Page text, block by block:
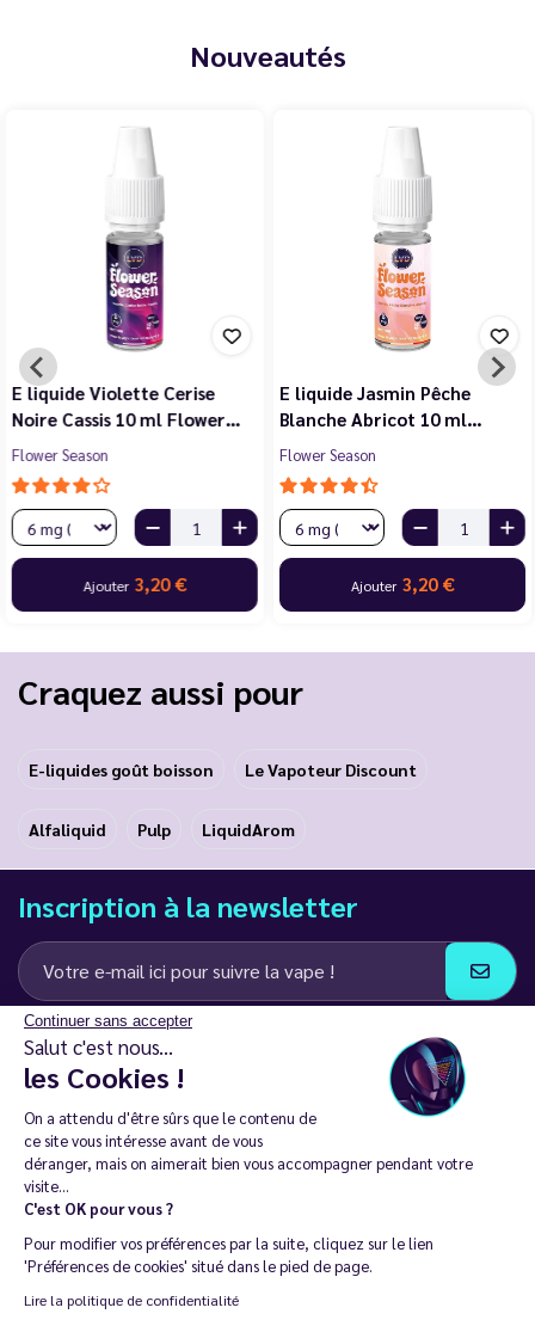
Continuer sans accepter
Salut c'est nous...
les Cookies !
On a attendu d'être sûrs que le contenu de
ce site vous intéresse avant de vous
déranger, mais on aimerait bien vous accompagner pendant votre
visite...
C'est OK pour vous ?
Pour modifier vos préférences par la suite, cliquez sur le lien
'Préférences de cookies' situé dans le pied de page.
Lire la politique de confidentialité
Nouveautés
E liquide Violette Cerise
Noire Cassis 10 ml Flower…
Flower Season
Ajouter 3,20 €
E liquide Jasmin Pêche
Blanche Abricot 10 ml…
Flower Season
Ajouter 3,20 €
Craquez aussi pour
E-liquides goût boisson Le Vapoteur Discount
Alfaliquid Pulp LiquidArom
Inscription à la newsletter
J’accepte de recevoir des communications e-mail et SMS de la part de
LD Groupe
Restez en contact
La vente de cigarette électronique est interdite chez les moins de
18 ans. 🔞
Copyright © 2014 - 2026 Le Vapoteur Discount - Tous droits